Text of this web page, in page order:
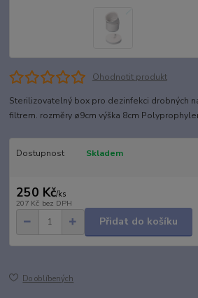
Ohodnotit produkt
Sterilizovatelný box pro dezinfekci drobných
filtrem. rozměry ø9cm výška 8cm
Dostupnost Skladem
250 Kč/ks
207 Kč bez DPH
Přidat do košíku
Do oblíbených